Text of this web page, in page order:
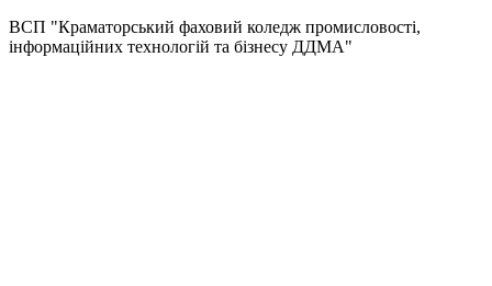
ВСП "Краматорський фаховий коледж промисловості,
інформаційних технологій та бізнесу ДДМА"